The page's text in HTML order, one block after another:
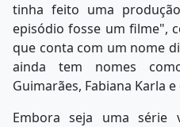
tinha feito uma
episódio fosse um filme",
que conta com um nome
ainda tem nomes
Guimarães, Fabiana Karla
Embora seja uma série